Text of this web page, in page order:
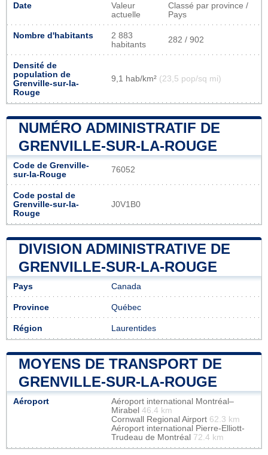
Date
Valeur
actuelle
Classé par province /
Pays
Nombre d'habitants
2 883
habitants
282 / 902
Densité de
population de
Grenville-sur-la-
Rouge
9,1 hab/km² (23,5 pop/sq mi)
NUMÉRO ADMINISTRATIF DE
GRENVILLE-SUR-LA-ROUGE
Code de Grenville-
sur-la-Rouge
76052
Code postal de
Grenville-sur-la-
Rouge
J0V1B0
DIVISION ADMINISTRATIVE DE
GRENVILLE-SUR-LA-ROUGE
Pays Canada
Province Québec
Région Laurentides
MOYENS DE TRANSPORT DE
GRENVILLE-SUR-LA-ROUGE
Aéroport
Aéroport international Montréal–
Mirabel 46.4 km
Cornwall Regional Airport 62.3 km
Aéroport international Pierre-Elliott-
Trudeau de Montréal 72.4 km